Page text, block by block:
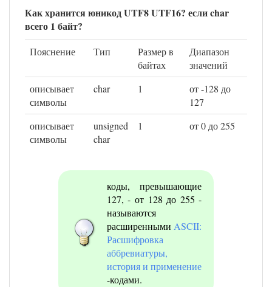
Как хранится юникод UTF8 UTF16? если char
всего 1 байт?
Пояснение Тип
Размер в
байтах
Диапазон
значений
описывает
символы
char 1
от -128 до
127
описывает
символы
unsigned
char
1 от 0 до 255
коды, превышающие
127, - от 128 до 255 -
называются
расширенными ASCII:
Расшифровка
аббревиатуры,
история и применение
-кодами.